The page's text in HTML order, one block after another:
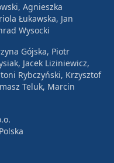
Agnieszka
Łukawska, Jan
Wysocki
Gójska, Piotr
Jacek Liziniewicz,
Rybczyński, Krzysztof
Teluk, Marcin